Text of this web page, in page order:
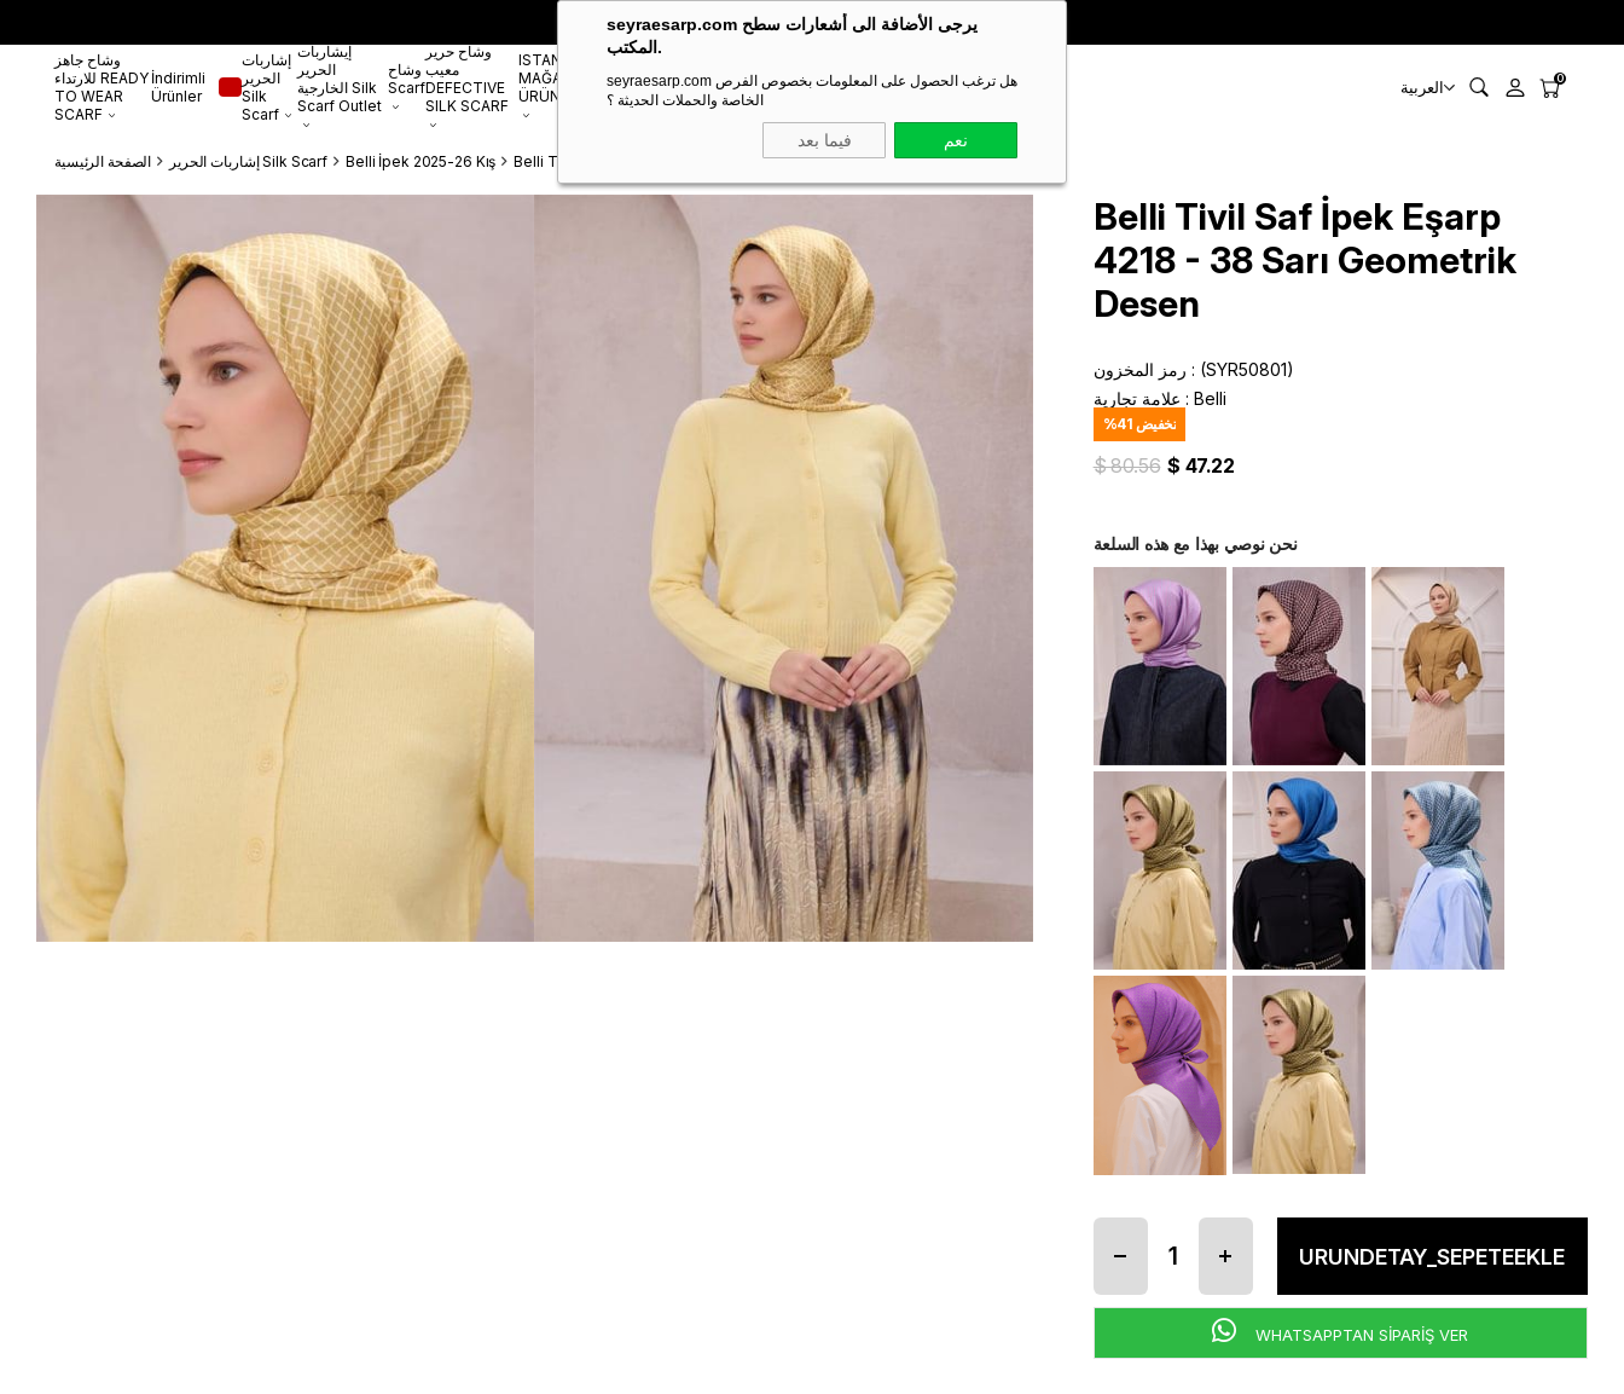
seyraesarp.com يرجى الأضافة الى أشعارات سطح
المكتب.
seyraesarp.com هل ترغب الحصول على المعلومات بخصوص الفرص
الخاصة والحملات الحديثة ؟
فيما بعد نعم
🎁 خصم خاص **10%** على طلبك الأول! الكود:SEYRA10
وشاح جاهز
للارتداء READY
TO WEAR
SCARF
İndirimli
Ürünler
إشاربات
الحرير
Silk
Scarf
إيشاربات
الحرير
الخارجية Silk
Scarf Outlet
وشاح
Scarf
وشاح حرير
معيب
DEFECTIVE
SILK SCARF
ISTANBUL
MAĞAZA
ÜRÜNLERİ
Shawl
مستلزمات
Scarf
Accessory
العربية 0
الصفحة الرئيسية إشاربات الحرير Silk Scarf Belli İpek 2025-26 Kış Belli Tivil Saf İpek Eşarp 4218 - 38 Sarı Geometrik Desen
Belli Tivil Saf İpek Eşarp
4218 - 38 Sarı Geometrik
Desen
رمز المخزون
(SYR50801)
علامة تجارية : Belli
%41 تخفيض
$ 80.56 $ 47.22
نحن نوصي بهذا مع هذه السلعة
WHATSAPPTAN SİPARİŞ VER